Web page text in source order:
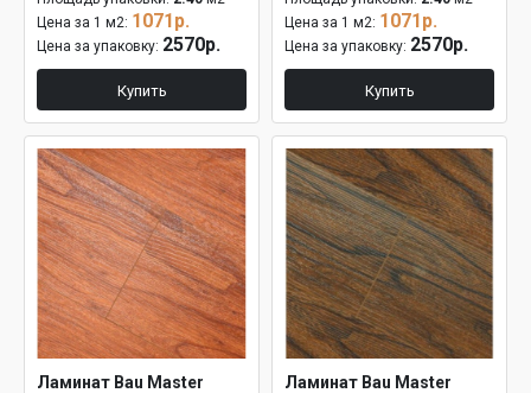
Цена за 1 м2: 1071р.
Цена за упаковку: 2570р.
Купить
Цена за 1 м2: 1071р.
Цена за упаковку: 2570р.
Купить
Ламинат Bau Master
Ламинат Bau Master